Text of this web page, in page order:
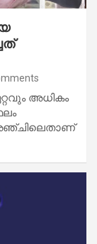
അധികം
അഞ്ചിലെതാണ്